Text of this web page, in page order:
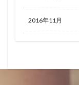
2016年11月